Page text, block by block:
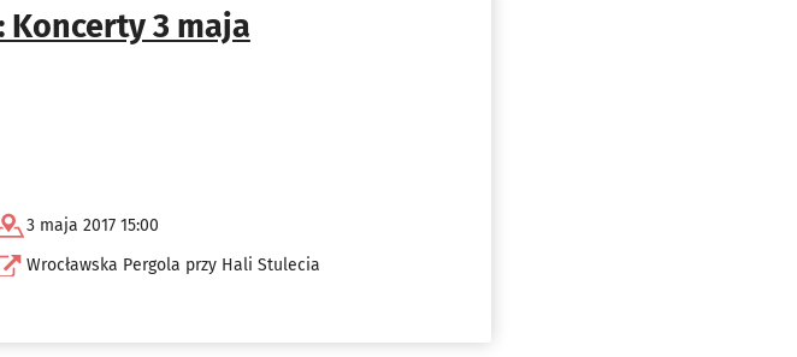
3 maja
3 maja 2017 15:00
Wrocławska Pergola przy Hali Stulecia